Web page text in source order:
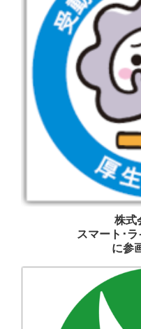
株式
スマート･
に参